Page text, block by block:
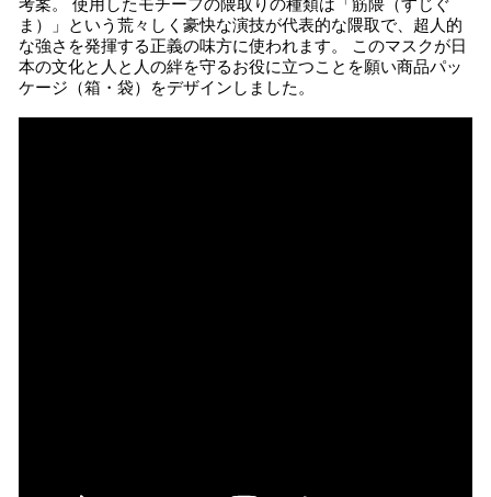
考案。 使用したモチーフの隈取りの種類は「筋隈（すじぐ
ま）」という荒々しく豪快な演技が代表的な隈取で、超人的
な強さを発揮する正義の味方に使われます。 このマスクが日
本の文化と人と人の絆を守るお役に立つことを願い商品パッ
ケージ（箱・袋）をデザインしました。